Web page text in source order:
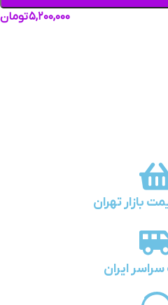
۵,۲۰۰,۰۰۰تومان
بازار تهران
ایران